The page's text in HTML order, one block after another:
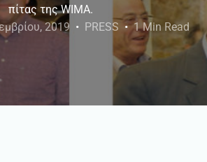
πίτας της WIMA.
2019 PRESS 1 Min Read